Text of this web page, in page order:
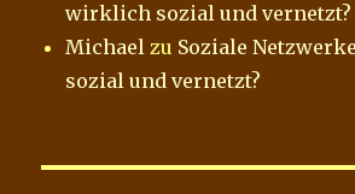
wirklich sozial und vernetzt?
Michael zu Soziale
sozial und vernetzt?